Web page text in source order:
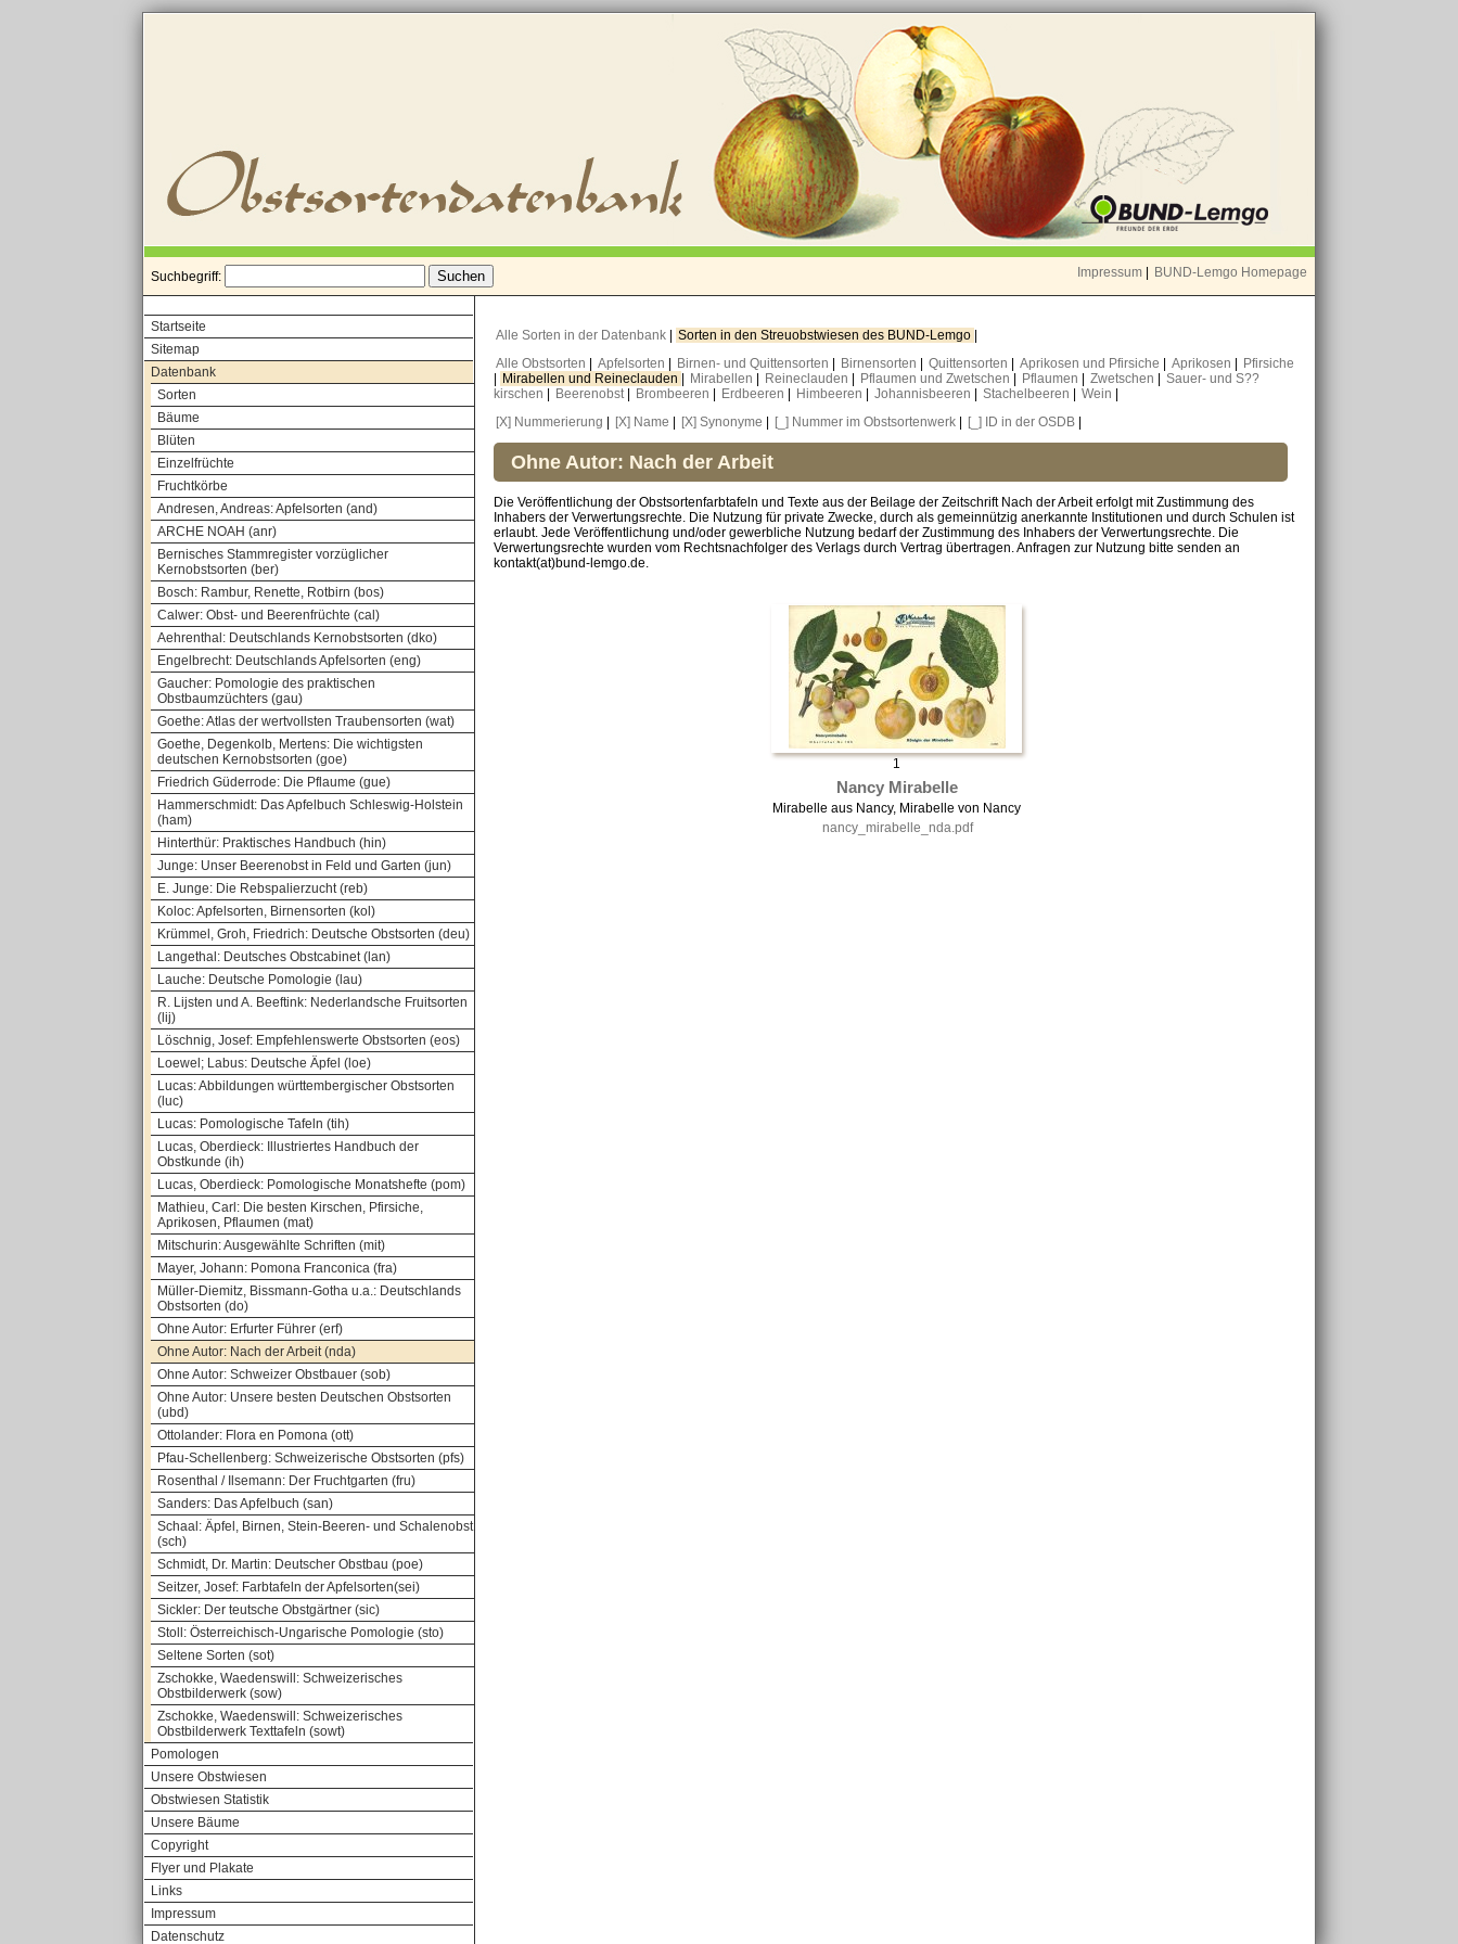
Suchbegriff: Impressum BUND-Lemgo Homepage
Startseite
Sitemap
Datenbank
Sorten
Bäume
Blüten
Einzelfrüchte
Fruchtkörbe
Andresen, Andreas: Apfelsorten (and)
ARCHE NOAH (anr)
Bernisches Stammregister vorzüglicher
Kernobstsorten (ber)
Bosch: Rambur, Renette, Rotbirn (bos)
Calwer: Obst- und Beerenfrüchte (cal)
Aehrenthal: Deutschlands Kernobstsorten (dko)
Engelbrecht: Deutschlands Apfelsorten (eng)
Gaucher: Pomologie des praktischen
Obstbaumzüchters (gau)
Goethe: Atlas der wertvollsten Traubensorten (wat)
Goethe, Degenkolb, Mertens: Die wichtigsten
deutschen Kernobstsorten (goe)
Friedrich Güderrode: Die Pflaume (gue)
Hammerschmidt: Das Apfelbuch Schleswig-Holstein
(ham)
Hinterthür: Praktisches Handbuch (hin)
Junge: Unser Beerenobst in Feld und Garten (jun)
E. Junge: Die Rebspalierzucht (reb)
Koloc: Apfelsorten, Birnensorten (kol)
Krümmel, Groh, Friedrich: Deutsche Obstsorten (deu)
Langethal: Deutsches Obstcabinet (lan)
Lauche: Deutsche Pomologie (lau)
R. Lijsten und A. Beeftink: Nederlandsche Fruitsorten
(lij)
Löschnig, Josef: Empfehlenswerte Obstsorten (eos)
Loewel; Labus: Deutsche Äpfel (loe)
Lucas: Abbildungen württembergischer Obstsorten
(luc)
Lucas: Pomologische Tafeln (tih)
Lucas, Oberdieck: Illustriertes Handbuch der
Obstkunde (ih)
Lucas, Oberdieck: Pomologische Monatshefte (pom)
Mathieu, Carl: Die besten Kirschen, Pfirsiche,
Aprikosen, Pflaumen (mat)
Mitschurin: Ausgewählte Schriften (mit)
Mayer, Johann: Pomona Franconica (fra)
Müller-Diemitz, Bissmann-Gotha u.a.: Deutschlands
Obstsorten (do)
Ohne Autor: Erfurter Führer (erf)
Ohne Autor: Nach der Arbeit (nda)
Ohne Autor: Schweizer Obstbauer (sob)
Ohne Autor: Unsere besten Deutschen Obstsorten
(ubd)
Ottolander: Flora en Pomona (ott)
Pfau-Schellenberg: Schweizerische Obstsorten (pfs)
Rosenthal / Ilsemann: Der Fruchtgarten (fru)
Sanders: Das Apfelbuch (san)
Schaal: Äpfel, Birnen, Stein-Beeren- und Schalenobst
(sch)
Schmidt, Dr. Martin: Deutscher Obstbau (poe)
Seitzer, Josef: Farbtafeln der Apfelsorten(sei)
Sickler: Der teutsche Obstgärtner (sic)
Stoll: Österreichisch-Ungarische Pomologie (sto)
Seltene Sorten (sot)
Zschokke, Waedenswill: Schweizerisches
Obstbilderwerk (sow)
Zschokke, Waedenswill: Schweizerisches
Obstbilderwerk Texttafeln (sowt)
Pomologen
Unsere Obstwiesen
Obstwiesen Statistik
Unsere Bäume
Copyright
Flyer und Plakate
Links
Impressum
Datenschutz
Alle Sorten in der Datenbank Sorten in den Streuobstwiesen des BUND-Lemgo
Alle Obstsorten
Apfelsorten Birnen- und Quittensorten Birnensorten Quittensorten Aprikosen und Pfirsiche Aprikosen
Pfirsiche
Mirabellen und Reineclauden Mirabellen Reineclauden Pflaumen und Zwetschen Pflaumen Zwetschen
Sauer- und S??
kirschen
Beerenobst Brombeeren Erdbeeren Himbeeren Johannisbeeren Stachelbeeren Wein
[X] Nummerierung
[X] Name [X] Synonyme [_] Nummer im Obstsortenwerk [_] ID in der OSDB
Ohne Autor: Nach der Arbeit
Die Veröffentlichung der Obstsortenfarbtafeln und Texte aus der Beilage der Zeitschrift Nach der Arbeit erfolgt mit Zustimmung des
Inhabers der Verwertungsrechte. Die Nutzung für private Zwecke, durch als gemeinnützig anerkannte Institutionen und durch Schulen ist
erlaubt. Jede Veröffentlichung und/oder gewerbliche Nutzung bedarf der Zustimmung des Inhabers der Verwertungsrechte. Die
Verwertungsrechte wurden vom Rechtsnachfolger des Verlags durch Vertrag übertragen. Anfragen zur Nutzung bitte senden an
kontakt(at)bund-lemgo.de.
1
Nancy Mirabelle
Mirabelle aus Nancy, Mirabelle von Nancy
nancy_mirabelle_nda.pdf